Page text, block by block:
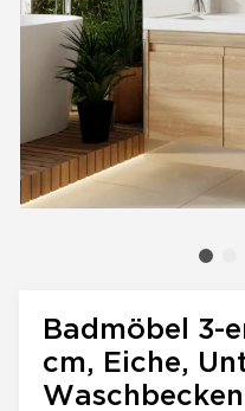
Badmöbel 3-
cm, Eiche,